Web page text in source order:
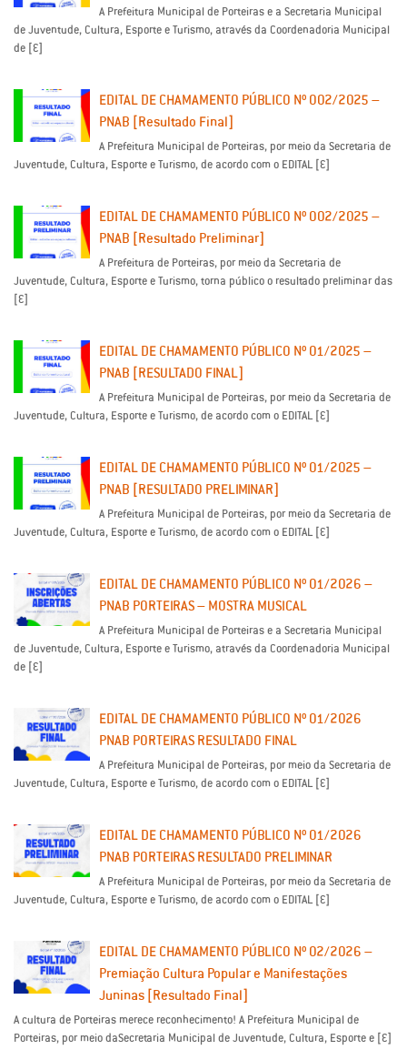
A Prefeitura Municipal de Porteiras e a Secretaria Municipal
de Juventude, Cultura, Esporte e Turismo, através da Coordenadoria Municipal
de […]
EDITAL DE CHAMAMENTO PÚBLICO Nº 002/2025 –
PNAB [Resultado Final]
A Prefeitura Municipal de Porteiras, por meio da Secretaria de
Juventude, Cultura, Esporte e Turismo, de acordo com o EDITAL […]
EDITAL DE CHAMAMENTO PÚBLICO Nº 002/2025 –
PNAB [Resultado Preliminar]
A Prefeitura de Porteiras, por meio da Secretaria de
Juventude, Cultura, Esporte e Turismo, torna público o resultado preliminar das
[…]
EDITAL DE CHAMAMENTO PÚBLICO Nº 01/2025 –
PNAB [RESULTADO FINAL]
A Prefeitura Municipal de Porteiras, por meio da Secretaria de
Juventude, Cultura, Esporte e Turismo, de acordo com o EDITAL […]
EDITAL DE CHAMAMENTO PÚBLICO Nº 01/2025 –
PNAB [RESULTADO PRELIMINAR]
A Prefeitura Municipal de Porteiras, por meio da Secretaria de
Juventude, Cultura, Esporte e Turismo, de acordo com o EDITAL […]
EDITAL DE CHAMAMENTO PÚBLICO Nº 01/2026 –
PNAB PORTEIRAS – MOSTRA MUSICAL
A Prefeitura Municipal de Porteiras e a Secretaria Municipal
de Juventude, Cultura, Esporte e Turismo, através da Coordenadoria Municipal
de […]
EDITAL DE CHAMAMENTO PÚBLICO Nº 01/2026
PNAB PORTEIRAS RESULTADO FINAL
A Prefeitura Municipal de Porteiras, por meio da Secretaria de
Juventude, Cultura, Esporte e Turismo, de acordo com o EDITAL […]
EDITAL DE CHAMAMENTO PÚBLICO Nº 01/2026
PNAB PORTEIRAS RESULTADO PRELIMINAR
A Prefeitura Municipal de Porteiras, por meio da Secretaria de
Juventude, Cultura, Esporte e Turismo, de acordo com o EDITAL […]
EDITAL DE CHAMAMENTO PÚBLICO Nº 02/2026 –
Premiação Cultura Popular e Manifestações
Juninas [Resultado Final]
A cultura de Porteiras merece reconhecimento! A Prefeitura Municipal de
Porteiras, por meio daSecretaria Municipal de Juventude, Cultura, Esporte e […]